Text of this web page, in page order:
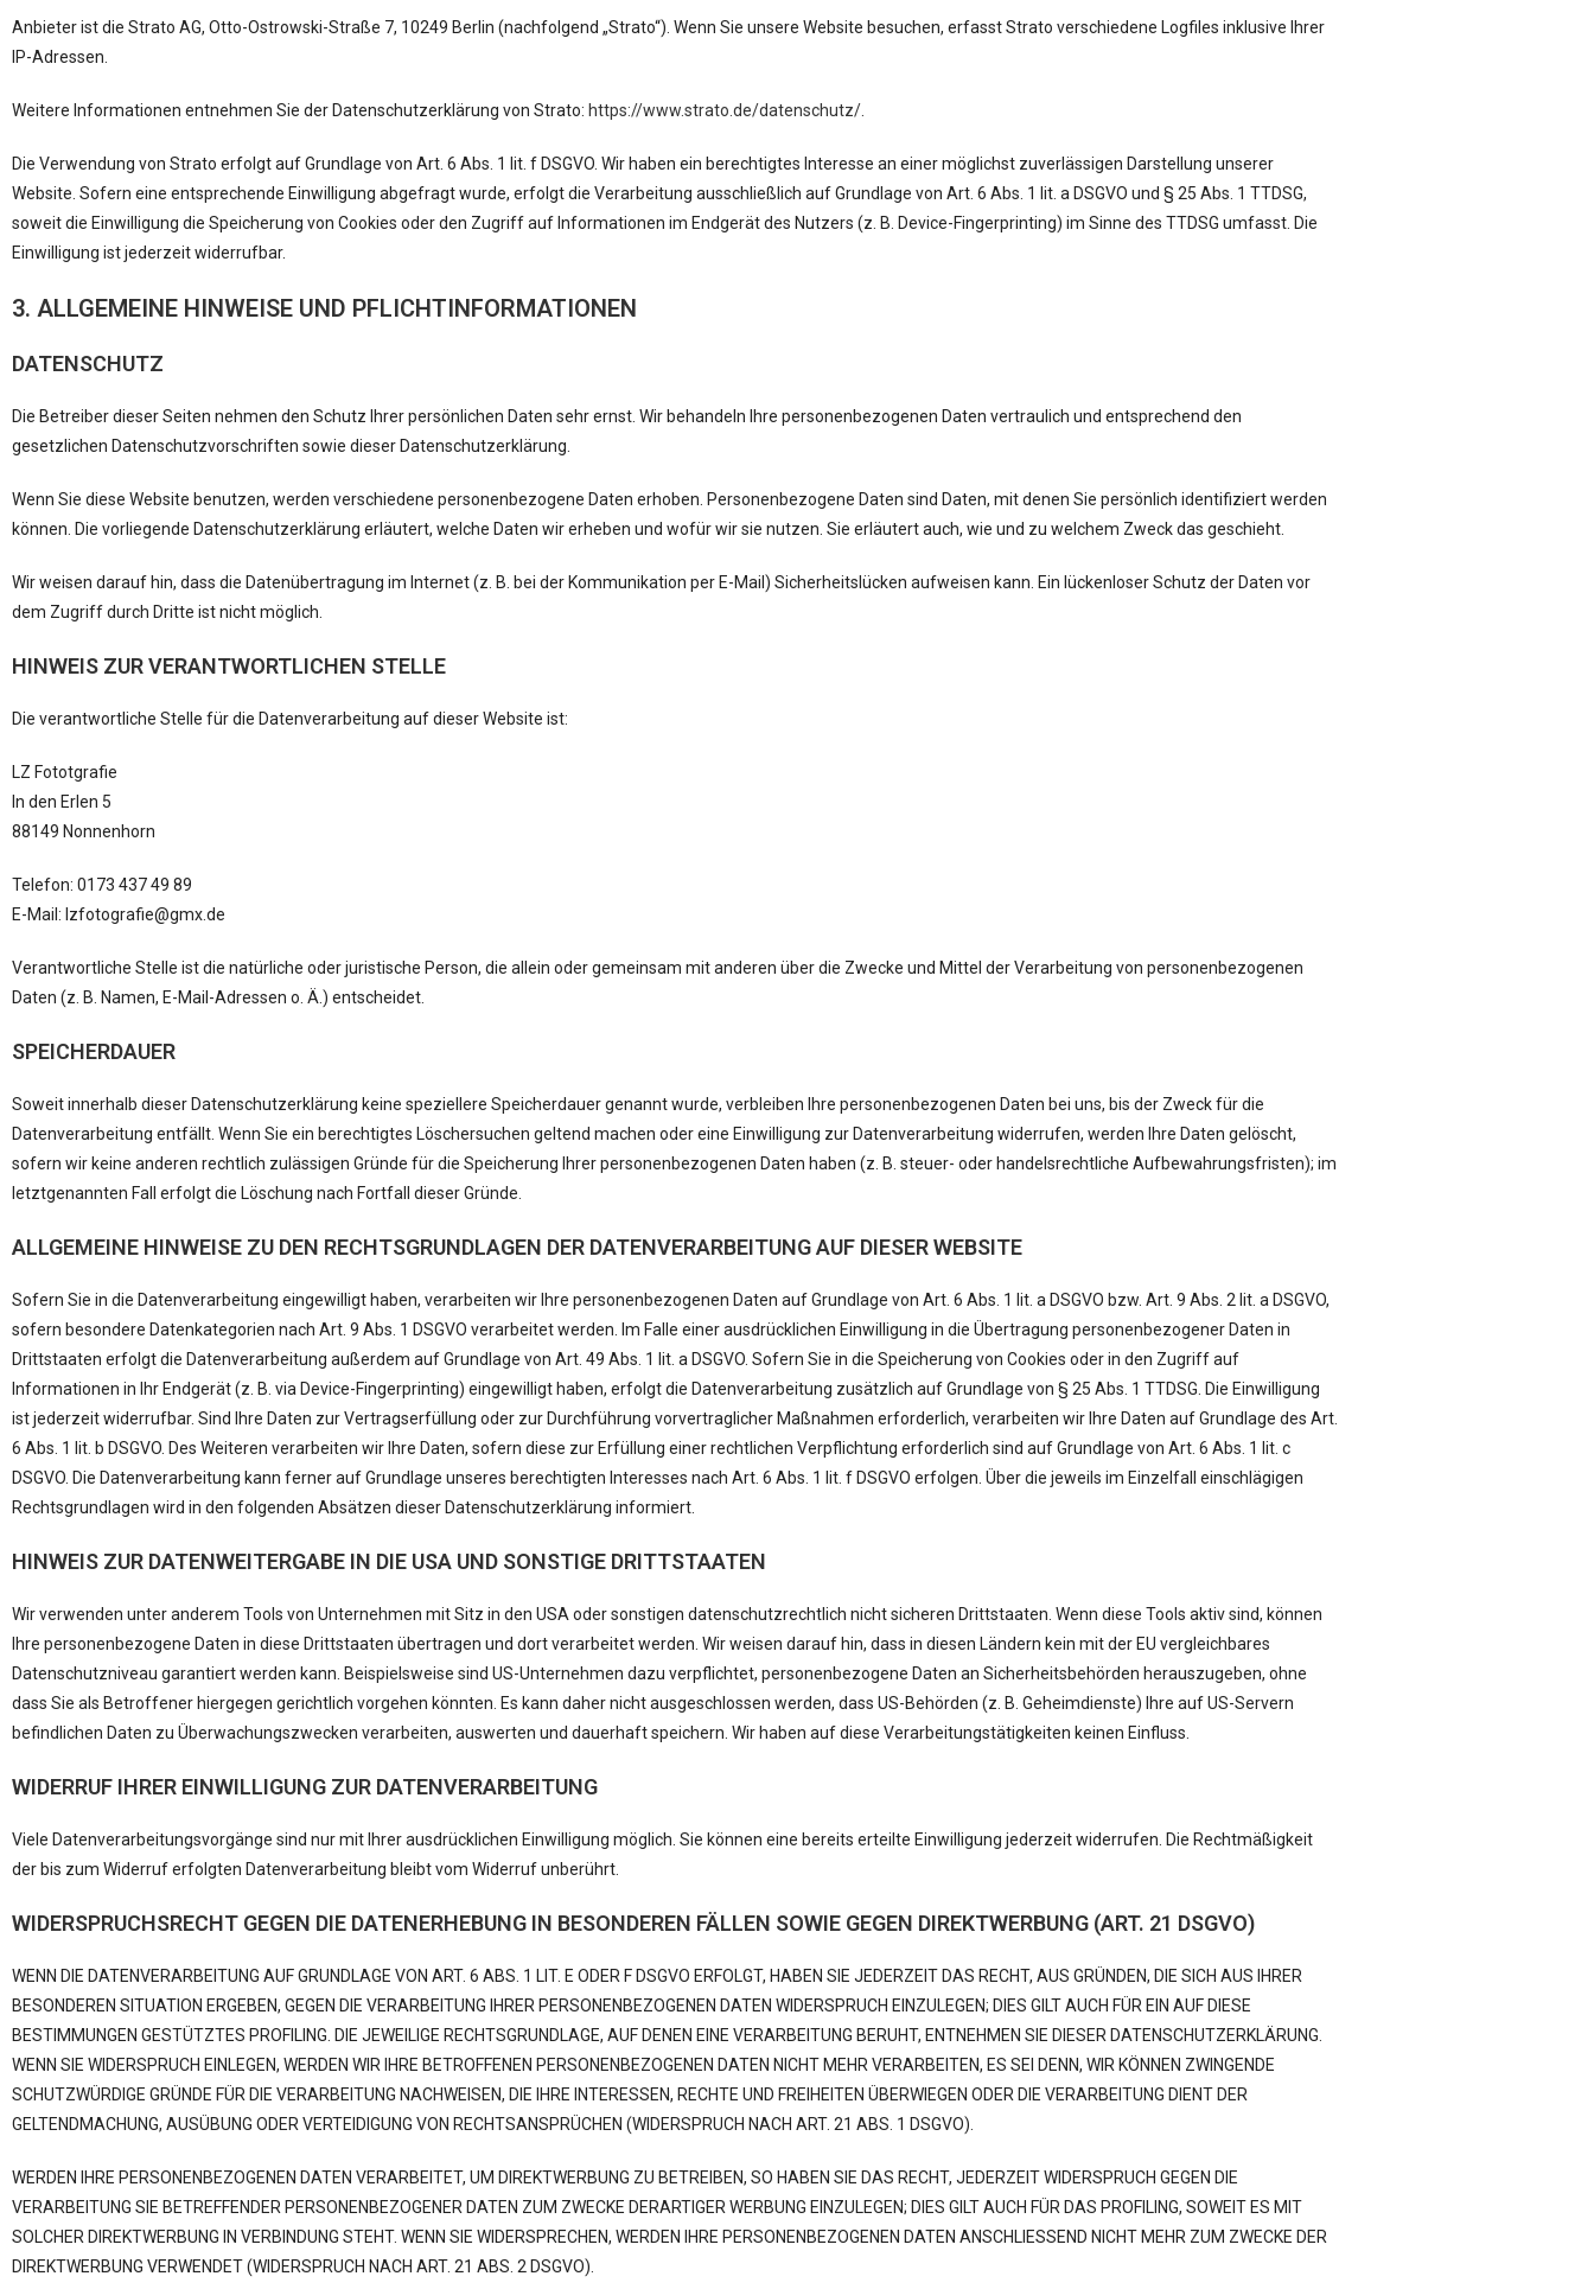
Anbieter ist die Strato AG, Otto-Ostrowski-Straße 7, 10249 Berlin (nachfolgend „Strato“). Wenn Sie unsere Website besuchen, erfasst Strato verschiedene Logfiles inklusive Ihrer
IP-Adressen.
Weitere Informationen entnehmen Sie der Datenschutzerklärung von Strato: https://www.strato.de/datenschutz/
Die Verwendung von Strato erfolgt auf Grundlage von Art. 6 Abs. 1 lit. f DSGVO. Wir haben ein berechtigtes Interesse an einer möglichst zuverlässigen Darstellung unserer
Website. Sofern eine entsprechende Einwilligung abgefragt wurde, erfolgt die Verarbeitung ausschließlich auf Grundlage von Art. 6 Abs. 1 lit. a DSGVO und § 25 Abs. 1 TTDSG,
soweit die Einwilligung die Speicherung von Cookies oder den Zugriff auf Informationen im Endgerät des Nutzers (z. B. Device-Fingerprinting) im Sinne des TTDSG umfasst. Die
Einwilligung ist jederzeit widerrufbar.
3. ALLGEMEINE HINWEISE UND PFLICHT­INFORMATIONEN
DATENSCHUTZ
Die Betreiber dieser Seiten nehmen den Schutz Ihrer persönlichen Daten sehr ernst. Wir behandeln Ihre personenbezogenen Daten vertraulich und entsprechend den
gesetzlichen Datenschutzvorschriften sowie dieser Datenschutzerklärung.
Wenn Sie diese Website benutzen, werden verschiedene personenbezogene Daten erhoben. Personenbezogene Daten sind Daten, mit denen Sie persönlich identifiziert werden
können. Die vorliegende Datenschutzerklärung erläutert, welche Daten wir erheben und wofür wir sie nutzen. Sie erläutert auch, wie und zu welchem Zweck das geschieht.
Wir weisen darauf hin, dass die Datenübertragung im Internet (z. B. bei der Kommunikation per E-Mail) Sicherheitslücken aufweisen kann. Ein lückenloser Schutz der Daten vor
dem Zugriff durch Dritte ist nicht möglich.
HINWEIS ZUR VERANTWORTLICHEN STELLE
Die verantwortliche Stelle für die Datenverarbeitung auf dieser Website ist:
LZ Fototgrafie
In den Erlen 5
88149 Nonnenhorn
Telefon: 0173 437 49 89
E-Mail: lzfotografie@gmx.de
Verantwortliche Stelle ist die natürliche oder juristische Person, die allein oder gemeinsam mit anderen über die Zwecke und Mittel der Verarbeitung von personenbezogenen
Daten (z. B. Namen, E-Mail-Adressen o. Ä.) entscheidet.
SPEICHERDAUER
Soweit innerhalb dieser Datenschutzerklärung keine speziellere Speicherdauer genannt wurde, verbleiben Ihre personenbezogenen Daten bei uns, bis der Zweck für die
Datenverarbeitung entfällt. Wenn Sie ein berechtigtes Löschersuchen geltend machen oder eine Einwilligung zur Datenverarbeitung widerrufen, werden Ihre Daten gelöscht,
sofern wir keine anderen rechtlich zulässigen Gründe für die Speicherung Ihrer personenbezogenen Daten haben (z. B. steuer- oder handelsrechtliche Aufbewahrungsfristen); im
letztgenannten Fall erfolgt die Löschung nach Fortfall dieser Gründe.
ALLGEMEINE HINWEISE ZU DEN RECHTSGRUNDLAGEN DER DATENVERARBEITUNG AUF DIESER WEBSITE
Sofern Sie in die Datenverarbeitung eingewilligt haben, verarbeiten wir Ihre personenbezogenen Daten auf Grundlage von Art. 6 Abs. 1 lit. a DSGVO bzw. Art. 9 Abs. 2 lit. a DSGVO,
sofern besondere Datenkategorien nach Art. 9 Abs. 1 DSGVO verarbeitet werden. Im Falle einer ausdrücklichen Einwilligung in die Übertragung personenbezogener Daten in
Drittstaaten erfolgt die Datenverarbeitung außerdem auf Grundlage von Art. 49 Abs. 1 lit. a DSGVO. Sofern Sie in die Speicherung von Cookies oder in den Zugriff auf
Informationen in Ihr Endgerät (z. B. via Device-Fingerprinting) eingewilligt haben, erfolgt die Datenverarbeitung zusätzlich auf Grundlage von § 25 Abs. 1 TTDSG. Die Einwilligung
ist jederzeit widerrufbar. Sind Ihre Daten zur Vertragserfüllung oder zur Durchführung vorvertraglicher Maßnahmen erforderlich, verarbeiten wir Ihre Daten auf Grundlage des Art.
6 Abs. 1 lit. b DSGVO. Des Weiteren verarbeiten wir Ihre Daten, sofern diese zur Erfüllung einer rechtlichen Verpflichtung erforderlich sind auf Grundlage von Art. 6 Abs. 1 lit. c
DSGVO. Die Datenverarbeitung kann ferner auf Grundlage unseres berechtigten Interesses nach Art. 6 Abs. 1 lit. f DSGVO erfolgen. Über die jeweils im Einzelfall einschlägigen
Rechtsgrundlagen wird in den folgenden Absätzen dieser Datenschutzerklärung informiert.
HINWEIS ZUR DATENWEITERGABE IN DIE USA UND SONSTIGE DRITTSTAATEN
Wir verwenden unter anderem Tools von Unternehmen mit Sitz in den USA oder sonstigen datenschutzrechtlich nicht sicheren Drittstaaten. Wenn diese Tools aktiv sind, können
Ihre personenbezogene Daten in diese Drittstaaten übertragen und dort verarbeitet werden. Wir weisen darauf hin, dass in diesen Ländern kein mit der EU vergleichbares
Datenschutzniveau garantiert werden kann. Beispielsweise sind US-Unternehmen dazu verpflichtet, personenbezogene Daten an Sicherheitsbehörden herauszugeben, ohne
dass Sie als Betroffener hiergegen gerichtlich vorgehen könnten. Es kann daher nicht ausgeschlossen werden, dass US-Behörden (z. B. Geheimdienste) Ihre auf US-Servern
befindlichen Daten zu Überwachungszwecken verarbeiten, auswerten und dauerhaft speichern. Wir haben auf diese Verarbeitungstätigkeiten keinen Einfluss.
WIDERRUF IHRER EINWILLIGUNG ZUR DATENVERARBEITUNG
Viele Datenverarbeitungsvorgänge sind nur mit Ihrer ausdrücklichen Einwilligung möglich. Sie können eine bereits erteilte Einwilligung jederzeit widerrufen. Die Rechtmäßigkeit
der bis zum Widerruf erfolgten Datenverarbeitung bleibt vom Widerruf unberührt.
WIDERSPRUCHSRECHT GEGEN DIE DATENERHEBUNG IN BESONDEREN FÄLLEN SOWIE GEGEN DIREKTWERBUNG (ART. 21 DSGVO)
WENN DIE DATENVERARBEITUNG AUF GRUNDLAGE VON ART. 6 ABS. 1 LIT. E ODER F DSGVO ERFOLGT, HABEN SIE JEDERZEIT DAS RECHT, AUS GRÜNDEN, DIE SICH AUS IHRER
BESONDEREN SITUATION ERGEBEN, GEGEN DIE VERARBEITUNG IHRER PERSONENBEZOGENEN DATEN WIDERSPRUCH EINZULEGEN; DIES GILT AUCH FÜR EIN AUF DIESE
BESTIMMUNGEN GESTÜTZTES PROFILING. DIE JEWEILIGE RECHTSGRUNDLAGE, AUF DENEN EINE VERARBEITUNG BERUHT, ENTNEHMEN SIE DIESER DATENSCHUTZERKLÄRUNG.
WENN SIE WIDERSPRUCH EINLEGEN, WERDEN WIR IHRE BETROFFENEN PERSONENBEZOGENEN DATEN NICHT MEHR VERARBEITEN, ES SEI DENN, WIR KÖNNEN ZWINGENDE
SCHUTZWÜRDIGE GRÜNDE FÜR DIE VERARBEITUNG NACHWEISEN, DIE IHRE INTERESSEN, RECHTE UND FREIHEITEN ÜBERWIEGEN ODER DIE VERARBEITUNG DIENT DER
GELTENDMACHUNG, AUSÜBUNG ODER VERTEIDIGUNG VON RECHTSANSPRÜCHEN (WIDERSPRUCH NACH ART. 21 ABS. 1 DSGVO).
WERDEN IHRE PERSONENBEZOGENEN DATEN VERARBEITET, UM DIREKTWERBUNG ZU BETREIBEN, SO HABEN SIE DAS RECHT, JEDERZEIT WIDERSPRUCH GEGEN DIE
VERARBEITUNG SIE BETREFFENDER PERSONENBEZOGENER DATEN ZUM ZWECKE DERARTIGER WERBUNG EINZULEGEN; DIES GILT AUCH FÜR DAS PROFILING, SOWEIT ES MIT
SOLCHER DIREKTWERBUNG IN VERBINDUNG STEHT. WENN SIE WIDERSPRECHEN, WERDEN IHRE PERSONENBEZOGENEN DATEN ANSCHLIESSEND NICHT MEHR ZUM ZWECKE DER
DIREKTWERBUNG VERWENDET (WIDERSPRUCH NACH ART. 21 ABS. 2 DSGVO).